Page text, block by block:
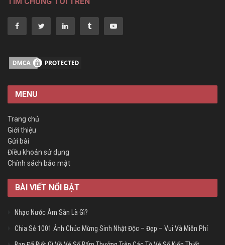
MENU
Trang chủ
Giới thiệu
Gửi bài
Điều khoản sử dụng
Chính sách bảo mật
BÀI VIẾT NỔI BẬT
Nhạc Nước Âm Sàn Là Gì?
Chia Sẻ 1001 Ảnh Chúc Mừng Sinh Nhật Độc – Đẹp – Vui Và Miễn Phí